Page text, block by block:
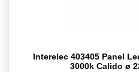
Interelec 403405 Panel
3000k Calido ø